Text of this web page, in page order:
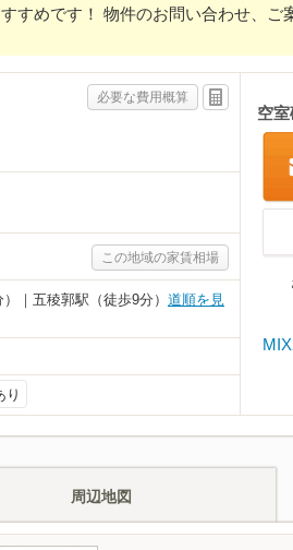
すめです！ 物件のお問い合わせ、ご
必要な費用概算
この地域の家賃相場
｜五稜郭駅（徒歩9分） 道順を見
り
空
周辺地図